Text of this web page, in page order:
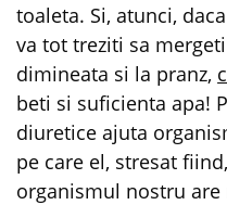
toaleta. Si, atunci,
va tot treziti sa
dimineata si la pranz,
beti si suficienta apa!
diuretice ajuta
pe care el, stresat
organismul nostru are